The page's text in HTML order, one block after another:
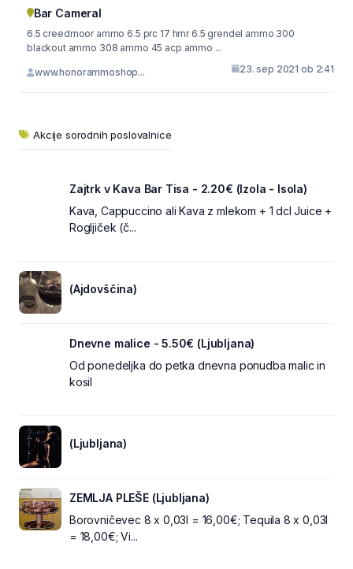
Bar Cameral
6.5 creedmoor ammo 6.5 prc 17 hmr 6.5 grendel ammo 300
blackout ammo 308 ammo 45 acp ammo ...
www.honorammoshop... 23. sep 2021 ob 2:41
Akcije sorodnih poslovalnice
Zajtrk v Kava Bar Tisa - 2.20€ (Izola - Isola)
Kava, Cappuccino ali Kava z mlekom + 1 dcl Juice +
Rogljiček (č...
(Ajdovščina)
Dnevne malice - 5.50€ (Ljubljana)
Od ponedeljka do petka dnevna ponudba malic in
kosil
(Ljubljana)
ZEMLJA PLEŠE (Ljubljana)
Borovničevec 8 x 0,03l = 16,00€; Tequila 8 x 0,03l
= 18,00€; Vi...